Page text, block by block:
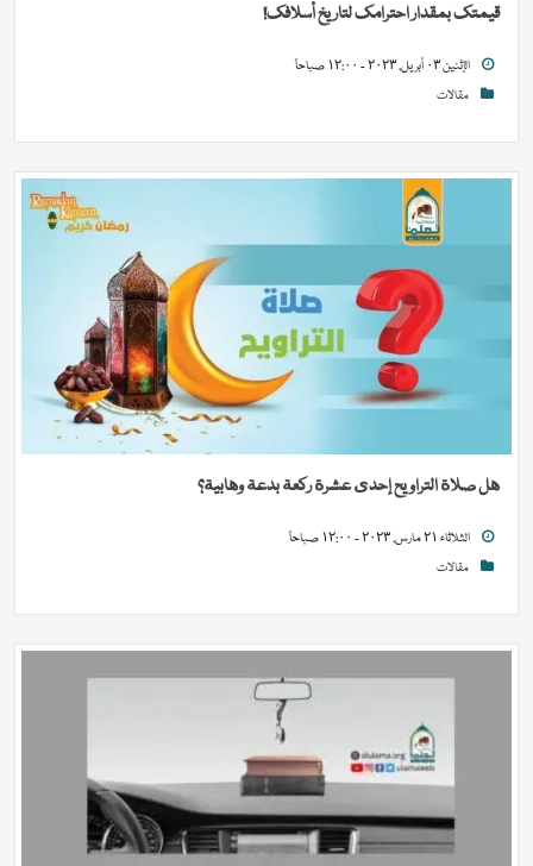
قيمتك بمقدار احترامك لتاريخ أسلافك!
الإثنين ٠٣ أبريل, ٢٠٢٣ - ١٢:٠٠ صباحاً
مقالات
هل صلاة التراويح إحدى عشرة ركعة بدعة وهابية؟
الثلاثاء ٢١ مارس, ٢٠٢٣ - ١٢:٠٠ صباحاً
مقالات